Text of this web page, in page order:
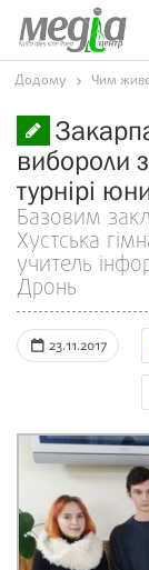
Додому Чим
вибороли
турнірі
Базовим
Хустська
учитель
Дронь
23.11.2017